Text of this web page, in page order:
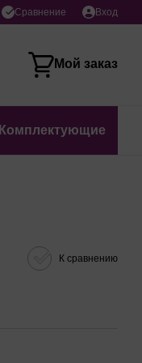
Сравнение Вход
Мой заказ
Комплектующие
К сравнению